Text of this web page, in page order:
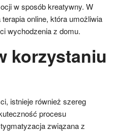
w sposób kreatywny. W
online, która umożliwia
wychodzenia z domu.
korzystaniu
istnieje również szereg
procesu
związana z